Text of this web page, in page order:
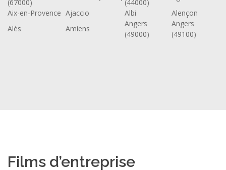
(67000) (44000)
Aix-en-Provence Ajaccio Albi
Alençon
Alès
Amiens
Angers
(49000)
Angers
(49100)
Films d’entreprise